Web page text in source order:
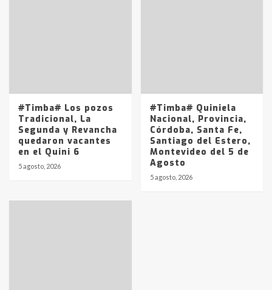
#Timba# Los pozos
Tradicional, La
Segunda y Revancha
quedaron vacantes
en el Quini 6
5 agosto, 2026
#Timba# Quiniela
Nacional, Provincia,
Córdoba, Santa Fe,
Santiago del Estero,
Montevideo del 5 de
Agosto
5 agosto, 2026